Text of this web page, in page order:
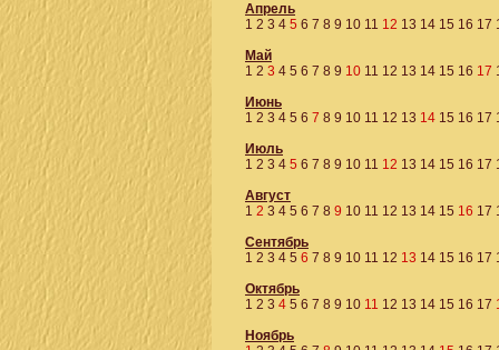
Апрель
1 2 3 4 5 6 7 8 9 10 11 12 13 14 15 16 17
Май
1 2 3 4 5 6 7 8 9 10 11 12 13 14 15 16 17
Июнь
1 2 3 4 5 6 7 8 9 10 11 12 13 14 15 16 17
Июль
1 2 3 4 5 6 7 8 9 10 11 12 13 14 15 16 17
Август
1 2 3 4 5 6 7 8 9 10 11 12 13 14 15 16 17
Сентябрь
1 2 3 4 5 6 7 8 9 10 11 12 13 14 15 16 17
Октябрь
1 2 3 4 5 6 7 8 9 10 11 12 13 14 15 16 17
Ноябрь